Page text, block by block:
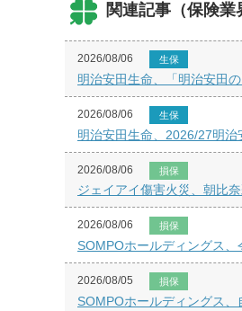
関連記事（保険業
2026/08/06 生保
明治安田生命、「明治安田
2026/08/06 生保
明治安田生命、2026/27明
2026/08/06 損保
ジェイアイ傷害火災、朝比
2026/08/06 損保
SOMPOホールディングス
2026/08/05 損保
SOMPOホールディングス